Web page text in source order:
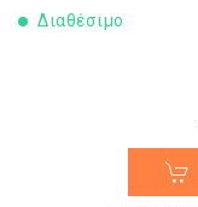
Διαθέσιμο